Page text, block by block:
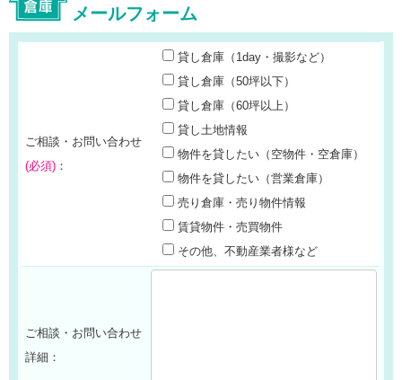
メールフォーム
ご相談・お問い合わせ
(必須) ：
貸し倉庫（1day・撮影など）
貸し倉庫（50坪以下）
貸し倉庫（60坪以上）
貸し土地情報
物件を貸したい（空物件・空倉庫）
物件を貸したい（営業倉庫）
売り倉庫・売り物件情報
賃貸物件・売買物件
その他、不動産業者様など
ご相談・お問い合わせ
詳細：